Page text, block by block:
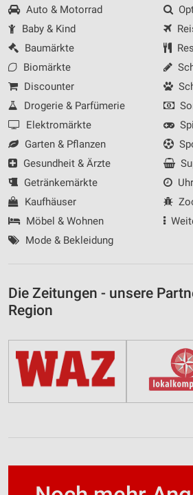
Auto & Motorrad
Baby & Kind
Baumärkte
Biomärkte
Discounter
Drogerie & Parfümerie
Elektromärkte
Garten & Pflanzen
Gesundheit & Ärzte
Getränkemärkte
Kaufhäuser
Möbel & Wohnen
Mode & Bekleidung
Die Zeitungen - unsere
Region